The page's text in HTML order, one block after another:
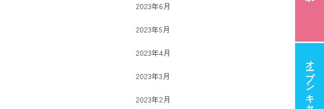
2023年6月
2023年5月
2023年4月
2023年3月
2023年2月